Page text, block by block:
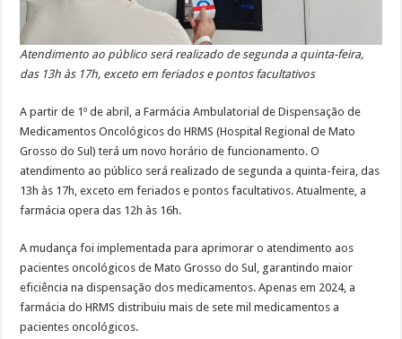
Atendimento ao público será realizado de segunda a quinta-feira,
das 13h às 17h, exceto em feriados e pontos facultativos
A partir de 1º de abril, a Farmácia Ambulatorial de Dispensação de
Medicamentos Oncológicos do HRMS (Hospital Regional de Mato
Grosso do Sul) terá um novo horário de funcionamento. O
atendimento ao público será realizado de segunda a quinta-feira, das
13h às 17h, exceto em feriados e pontos facultativos. Atualmente, a
farmácia opera das 12h às 16h.
A mudança foi implementada para aprimorar o atendimento aos
pacientes oncológicos de Mato Grosso do Sul, garantindo maior
eficiência na dispensação dos medicamentos. Apenas em 2024, a
farmácia do HRMS distribuiu mais de sete mil medicamentos a
pacientes oncológicos.